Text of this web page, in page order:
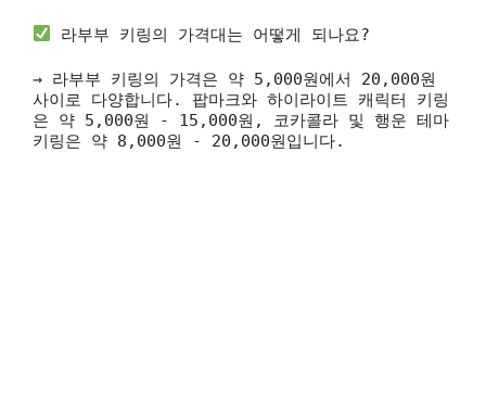
라부부 키링의 가격대는 어떻게 되나요?
→ 라부부 키링의 가격은 약 5,000원에서 20,000원
사이로 다양합니다. 팝마크와 하이라이트 캐릭터 키링
은 약 5,000원 - 15,000원, 코카콜라 및 행운 테마
키링은 약 8,000원 - 20,000원입니다.